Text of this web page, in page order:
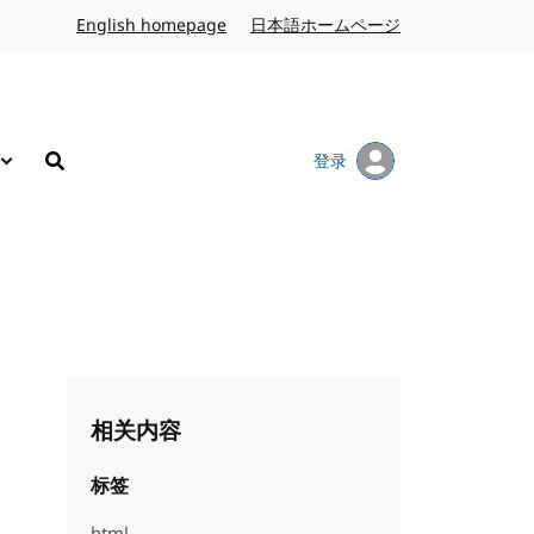
English homepage 英文日本語ホームページ
搜索
登录
相关内容
标签